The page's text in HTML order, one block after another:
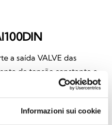
Informazioni sui cookie
a saída VALVE das
de tensão constante e
numa série de saídas de
o controlo correto dos
aerossol condensado. Esta